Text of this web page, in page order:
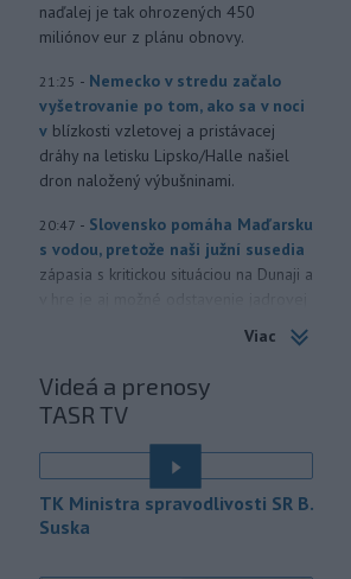
naďalej je tak ohrozených 450
miliónov eur z plánu obnovy.
21:25 - Nemecko v stredu začalo
vyšetrovanie po tom, ako sa v noci
v blízkosti vzletovej a pristávacej
dráhy na letisku Lipsko/Halle našiel
dron naložený výbušninami.
20:47 - Slovensko pomáha Maďarsku
s vodou, pretože naši južní susedia
zápasia s kritickou situáciou na Dunaji a
objavila ďalší podzemný tunel,
ktorý mal
slúžiť na nelegálne
prevádzanie migrantov z Bieloruska
na územie tohto členského štátu
Európskej únie.
20:08 - Ruská dezinformačná
Viac
Videá a prenosy
TASR TV
TK Ministra spravodlivosti SR B.
Suska